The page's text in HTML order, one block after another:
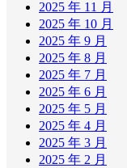
2025 年 11 月
2025 年 10 月
2025 年 9 月
2025 年 8 月
2025 年 7 月
2025 年 6 月
2025 年 5 月
2025 年 4 月
2025 年 3 月
2025 年 2 月